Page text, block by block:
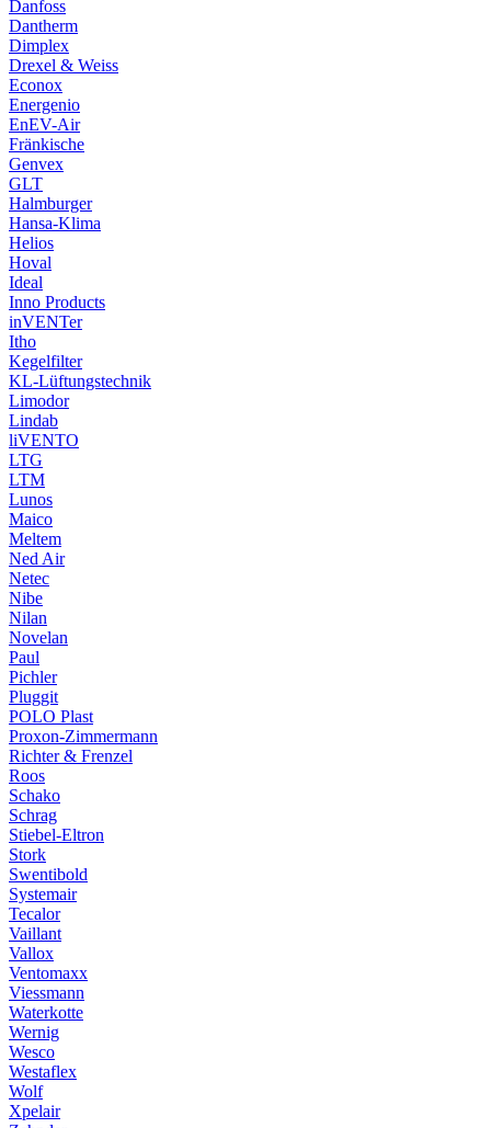
Danfoss
Dantherm
Dimplex
Drexel & Weiss
Econox
Energenio
EnEV-Air
Fränkische
Genvex
GLT
Halmburger
Hansa-Klima
Helios
Hoval
Ideal
Inno Products
inVENTer
Itho
Kegelfilter
KL-Lüftungstechnik
Limodor
Lindab
liVENTO
LTG
LTM
Lunos
Maico
Meltem
Ned Air
Netec
Nibe
Nilan
Novelan
Paul
Pichler
Pluggit
POLO Plast
Proxon-Zimmermann
Richter & Frenzel
Roos
Schako
Schrag
Stiebel-Eltron
Stork
Swentibold
Systemair
Tecalor
Vaillant
Vallox
Ventomaxx
Viessmann
Waterkotte
Wernig
Wesco
Westaflex
Wolf
Xpelair